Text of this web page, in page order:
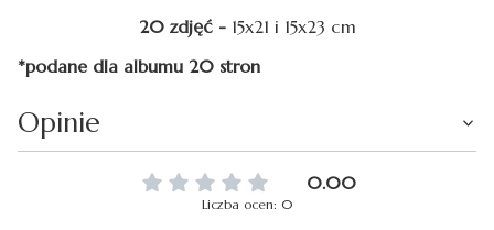
20 zdjęć - 15x21 i 15x23 cm
*podane dla albumu 20 stron
Opinie
0.00
Liczba ocen: 0